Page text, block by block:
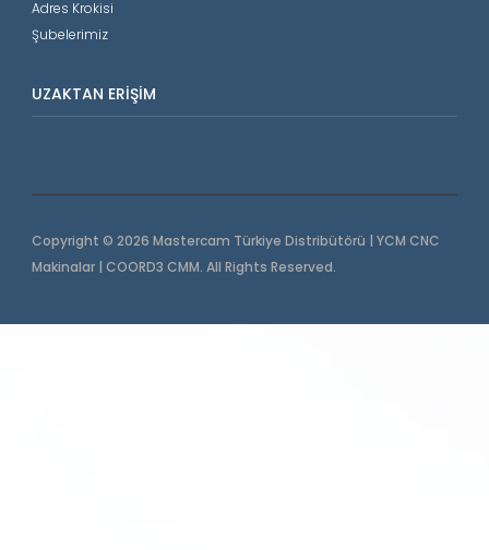
Adres Krokisi
Şubelerimiz
UZAKTAN ERIŞIM
Copyright © 2026 Mastercam Türkiye Distribütörü | YCM CNC
Makinalar | COORD3 CMM. All Rights Reserved.